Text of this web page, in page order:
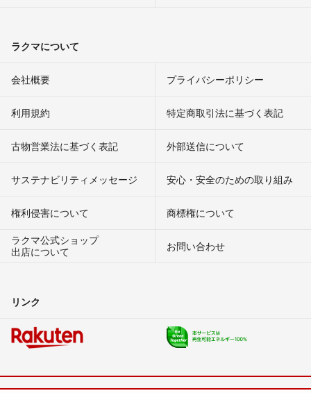
ラクマについて
会社概要 プライバシーポリシー
利用規約 特定商取引法に基づく表記
古物営業法に基づく表記 外部送信について
サステナビリティメッセージ 安心・安全のための取り組み
権利侵害について
商標権について
ラクマ公式ショップ
出店について
お問い合わせ
リンク